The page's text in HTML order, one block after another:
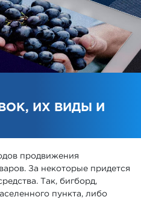
ИХ ВИДЫ И
продвижения
За некоторые придется
Так, бигборд,
пункта, либо